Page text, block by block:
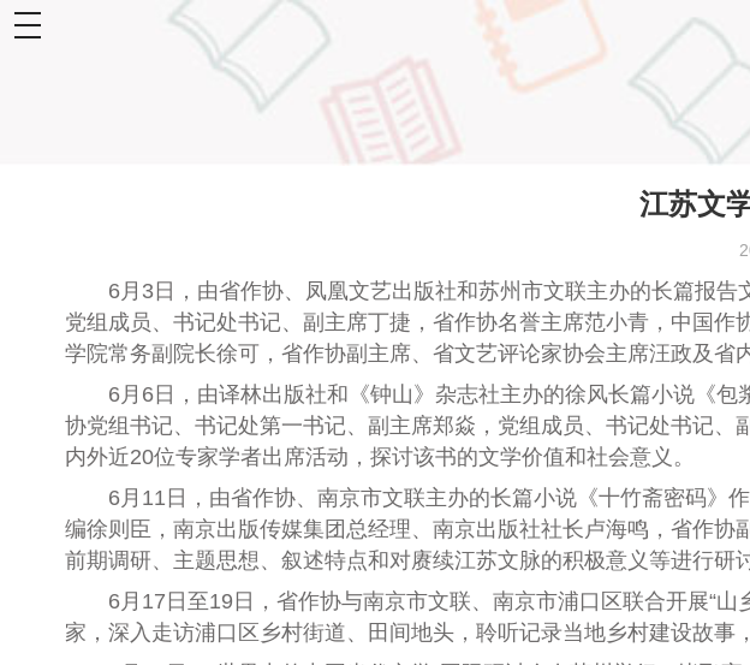
toggle
江苏文
6月3日，由省作协、凤凰文艺出版社和苏州市文联主办的长篇报告
党组成员、书记处书记、副主席丁捷，省作协名誉主席范小青，中国
学院常务副院长徐可，省作协副主席、省文艺评论家协会主席汪政及省
6月6日，由译林出版社和《钟山》杂志社主办的徐风长篇小说《
协党组书记、书记处第一书记、副主席郑焱，党组成员、书记处书记
内外近20位专家学者出席活动，探讨该书的文学价值和社会意义。
6月11日， 由省作协、南京市文联主办的长篇小说《十竹斋密码》
编徐则臣 ，南京出版传媒集团总经理、南京出版社社长卢海鸣， 省作协
前期调研、主题思想、叙述特点和对赓续江苏文脉的积极意义等进行研讨
6月17日至19日，省作协与南京市文联、南京市浦口区联合开展“
家，深入走访浦口区乡村街道、田间地头，聆听记录当地乡村建设故